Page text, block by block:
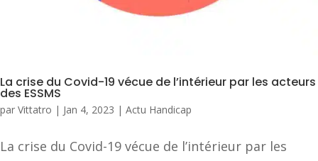
La crise du Covid-19 vécue de l’intérieur par les acteurs
des ESSMS
par Vittatro | Jan 4, 2023 | Actu Handicap
La crise du Covid-19 vécue de l’intérieur par les